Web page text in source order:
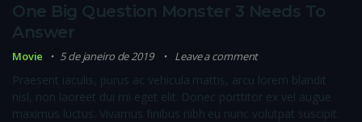
One Big Question Monster 3 Needs To
Answer
Movie 5 de janeiro de 2019 Leave a comment
Praesent iaculis, purus ac vehicula mattis, arcu lorem blandit
nisl, non laoreet dui mi eget elit. Donec porttitor ex vel augue
maximus luctus. Vivamus finibus nibh eu nunc volutpat suscipit.